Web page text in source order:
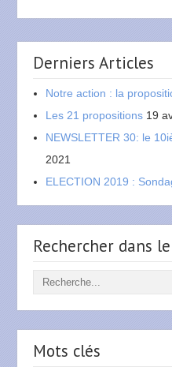
Derniers Articles
Notre action : la
Les 21 propositions 19
NEWSLETTER 30: le
2021
ELECTION 2019 :
Rechercher dans
Mots clés